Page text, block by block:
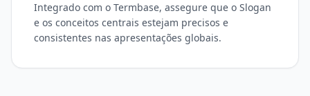
Integrado com o Termbase, assegure que o Slogan
e os conceitos centrais estejam precisos e
consistentes nas apresentações globais.